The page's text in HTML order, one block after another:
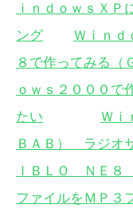
ｉｎｄｏｗｓＸＰ
ング
Ｗｉｎｄ
８で作ってみる
ｏｗｓ２０００
たい
Ｗｉ
ＢＡＢ） ラジオ
ＩＢＬＯ ＮＥ８
ファイルをＭＰ３